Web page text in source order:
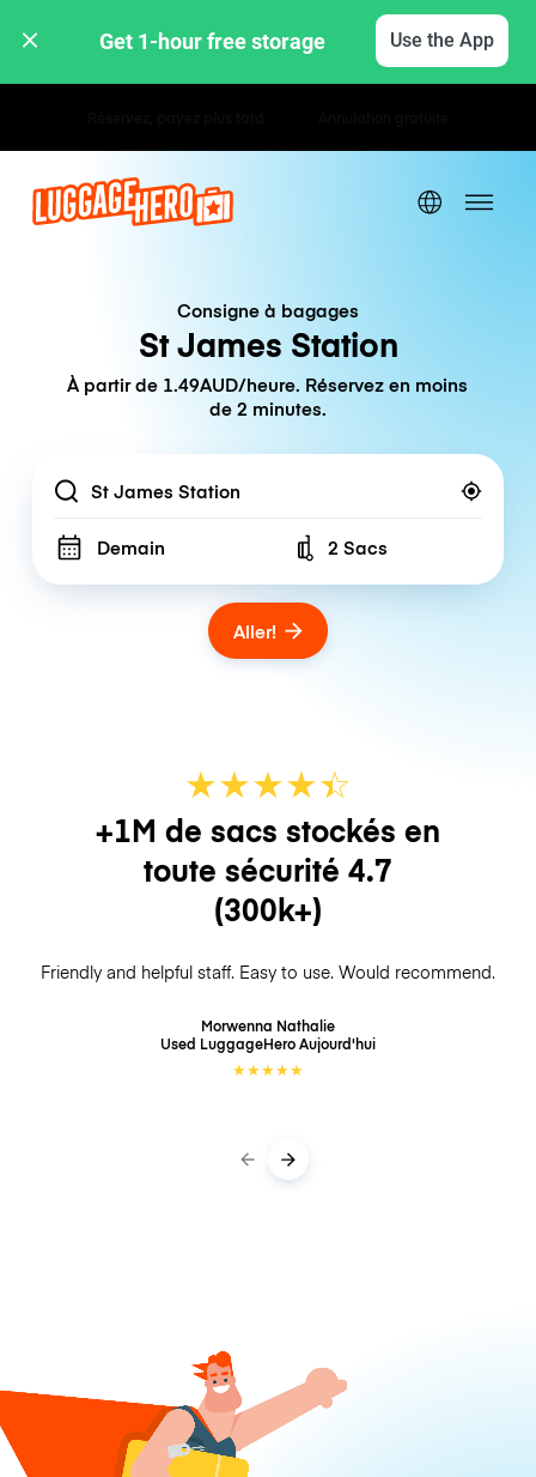
Get 1-hour free storage Use the App
Consigne à bagages
St James Station
À partir de 1.49AUD/heure. Réservez en moins
de 2 minutes.
Location
Demain Number of bags
2 Sacs
Aller!
★★★★☆
★
+1M de sacs stockés en
toute sécurité 4.7
(300k+)
Friendly and helpful staff. Easy to use. Would recommend.
Morwenna Nathalie
Used LuggageHeroAujourd'hui
★★★★★